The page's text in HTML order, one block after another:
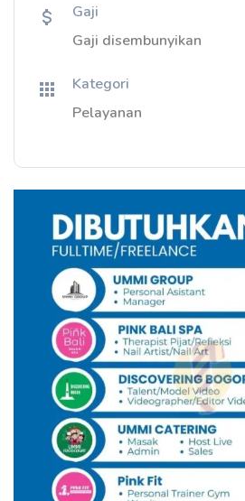
Gaji
Gaji disembunyikan
Kategori
Pelayanan